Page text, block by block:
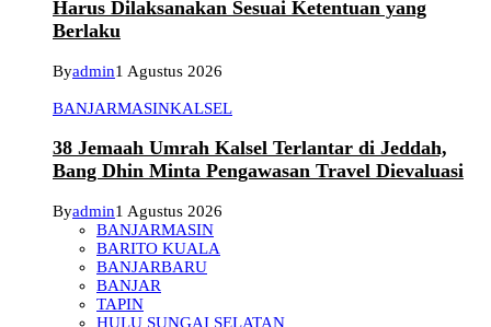
Harus Dilaksanakan Sesuai Ketentuan yang
Berlaku
Byadmin1 Agustus 2026
BANJARMASINKALSEL
38 Jemaah Umrah Kalsel Terlantar di Jeddah,
Bang Dhin Minta Pengawasan Travel Dievaluasi
Byadmin1 Agustus 2026
BANJARMASIN
BARITO KUALA
BANJARBARU
BANJAR
TAPIN
HULU SUNGAI SELATAN